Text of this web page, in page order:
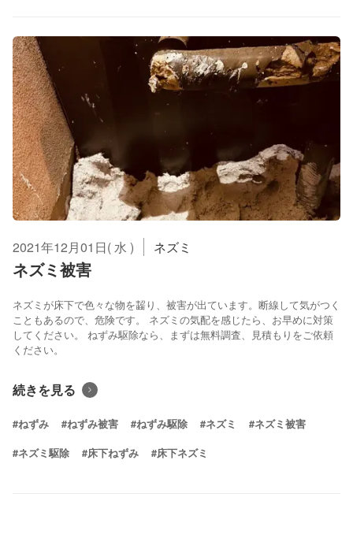
2021年12月01日( 水 ) ネズミ
ネズミ被害
ネズミが床下で色々な物を齧り、被害が出ています。断線して気がつく
こともあるので、危険です。 ネズミの気配を感じたら、お早めに対策
してください。 ねずみ駆除なら、まずは無料調査、見積もりをご依頼
ください。
続きを見る
#ねずみ #ねずみ被害 #ねずみ駆除 #ネズミ #ネズミ被害
#ネズミ駆除 #床下ねずみ #床下ネズミ